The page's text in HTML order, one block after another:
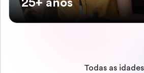
Todas as idades